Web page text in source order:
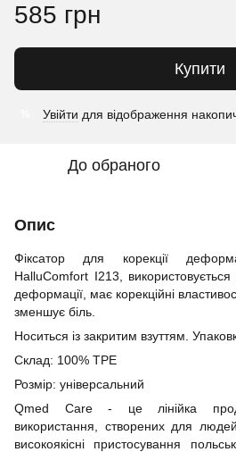
585 грн
Купити
Увійти для відображення
До обраного
Опис
Фіксатор для корекції
HalluComfort I213,
деформації, має корекційні
зменшує біль.
Носиться із закритим взуттям.
Склад: 100% TPE
Розмір: універсальний
Qmed Care - це лінійка
використання, створених для
високоякісні пристосування